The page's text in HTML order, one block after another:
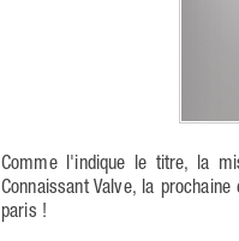
Comme l'indique le titre, la
Connaissant Valve, la
paris !